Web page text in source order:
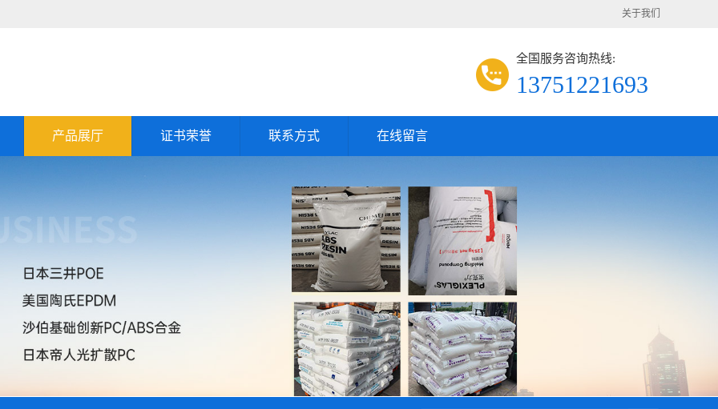
关于我们
全国服务咨询热线:
13751221693
产品展厅 证书荣誉 联系方式 在线留言